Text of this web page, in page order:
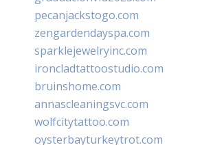
pecanjackstogo.com
zengardendayspa.com
sparklejewelryinc.com
ironcladtattoostudio.com
bruinshome.com
annascleaningsvc.com
wolfcitytattoo.com
oysterbayturkeytrot.com